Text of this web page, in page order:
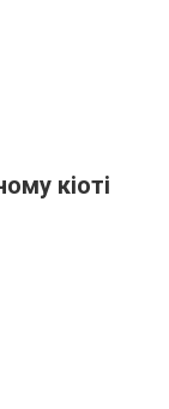
кіоті